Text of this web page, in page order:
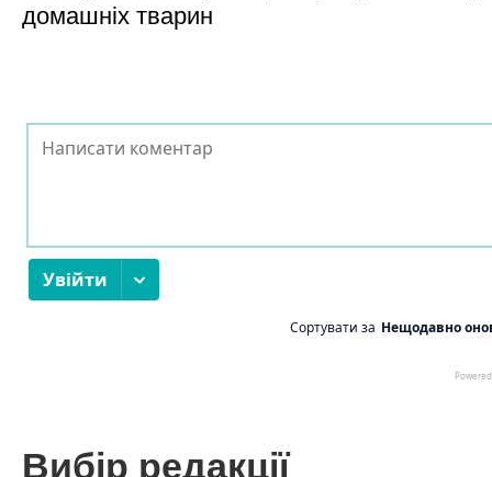
домашніх тварин
Вибір редакції